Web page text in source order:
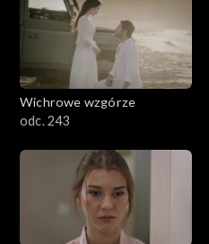
Wichrowe wzgórze
odc. 243